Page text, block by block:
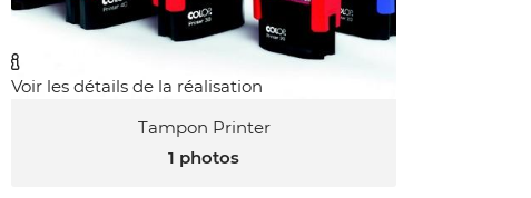

Voir les détails de la réalisation
Tampon Printer
1 photos